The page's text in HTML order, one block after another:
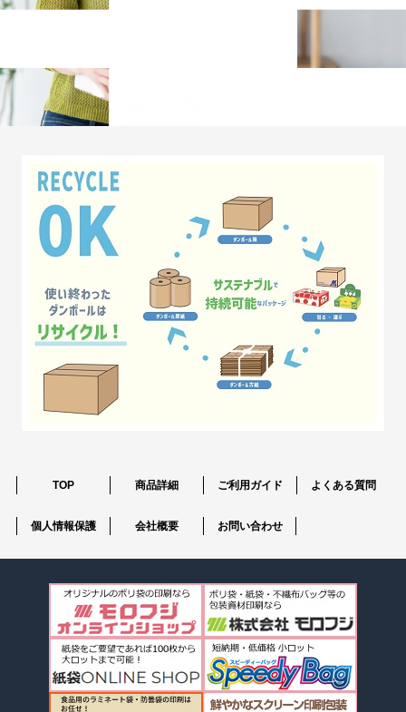
TOP 商品詳細 ご利用ガイド よくある質問
個人情報保護 会社概要 お問い合わせ